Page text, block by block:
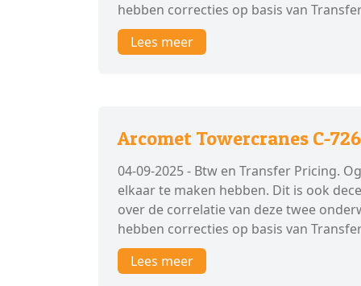
hebben correcties op basis van
Lees meer
Arcomet Towercranes C-
04-09-2025 - Btw en Transfer Pricing.
elkaar te maken hebben. Dit is ook
over de correlatie van deze twee
hebben correcties op basis van
Lees meer